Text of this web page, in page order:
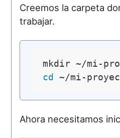
Creemos la carpeta
trabajar.
cd
Ahora necesitamos